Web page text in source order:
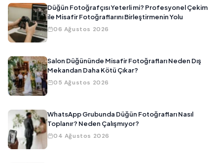
Düğün Fotoğrafçısı Yeterli mi? Profesyonel Çekim
ile Misafir Fotoğraflarını Birleştirmenin Yolu
06 Ağustos 2026
Salon Düğününde Misafir Fotoğrafları Neden Dış
Mekandan Daha Kötü Çıkar?
05 Ağustos 2026
WhatsApp Grubunda Düğün Fotoğrafları Nasıl
Toplanır? Neden Çalışmıyor?
04 Ağustos 2026